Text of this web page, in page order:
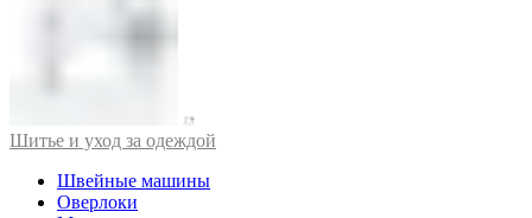
Шитье и уход за одеждой
Швейные машины
Оверлоки